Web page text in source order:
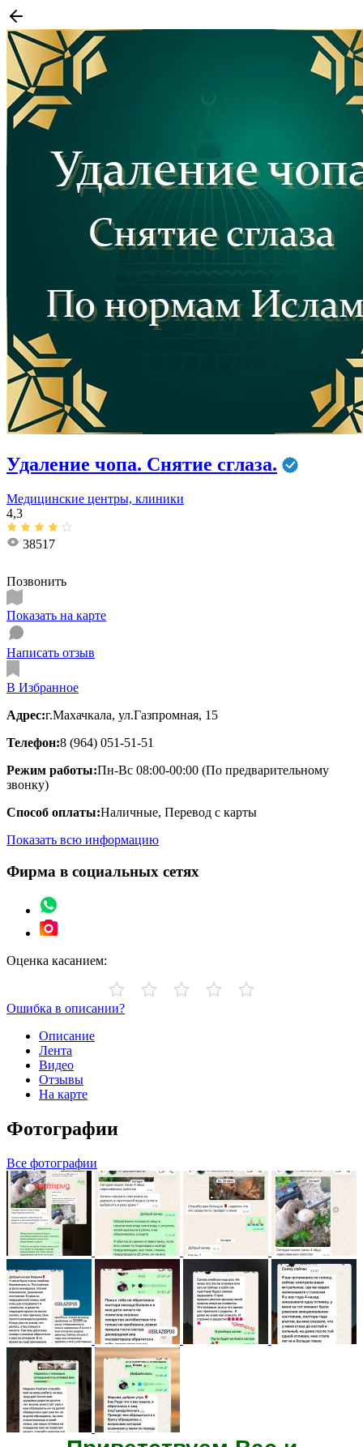
Удаление чопа. Снятие сглаза.
Медицинские центры, клиники
4,3
38517
Позвонить
Показать на карте
Написать отзыв
В Избранное
Адрес:г.Махачкала, ул.Газпромная, 15
Телефон:8 (964) 051-51-51
Режим работы:Пн-Вс 08:00-00:00 (По предварительному
звонку)
Способ оплаты:Наличные, Перевод с карты
Показать всю информацию
Фирма в социальных сетях
Оценка касанием:
Ошибка в описании?
Описание
Лента
Видео
Отзывы
На карте
Фотографии
Все фотографии